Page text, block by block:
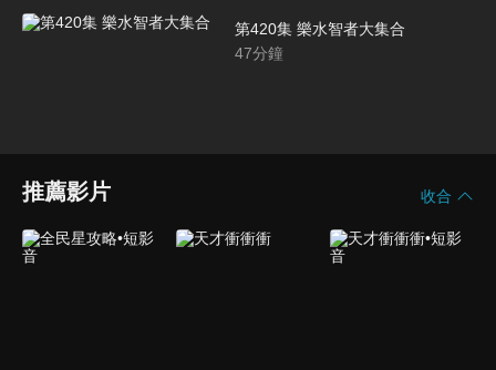
第420集 樂水智者大集合
47分鐘
推薦影片 收合